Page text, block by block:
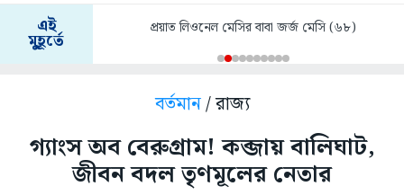
এই
মুহূর্তে
প্রয়াত লিওনেল মেসির বাবা জর্জ মেসি (৬৮)
বর্তমান/ রাজ্য
গ্যাংস অব বেরুগ্রাম! কব্জায় বালিঘাট,
জীবন বদল তৃণমূলের নেতার